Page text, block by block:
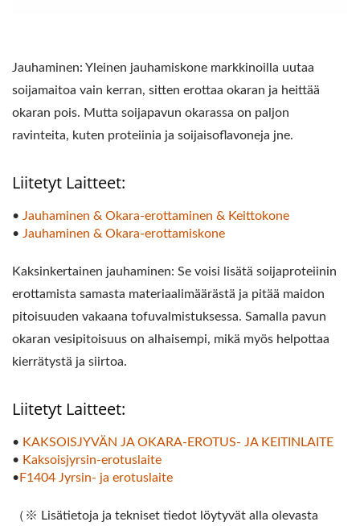
Jauhaminen: Yleinen jauhamiskone markkinoilla uutaa
soijamaitoa vain kerran, sitten erottaa okaran ja heittää
okaran pois. Mutta soijapavun okarassa on paljon
ravinteita, kuten proteiinia ja soijaisoflavoneja jne.
Liitetyt Laitteet:
• Jauhaminen & Okara-erottaminen & Keittokone
• Jauhaminen & Okara-erottamiskone
Kaksinkertainen jauhaminen: Se voisi lisätä soijaproteiinin
erottamista samasta materiaalimäärästä ja pitää maidon
pitoisuuden vakaana tofuvalmistuksessa. Samalla pavun
okaran vesipitoisuus on alhaisempi, mikä myös helpottaa
kierrätystä ja siirtoa.
Liitetyt Laitteet:
• KAKSOISJYVÄN JA OKARA-EROTUS- JA KEITINLAITE
• Kaksoisjyrsin-erotuslaite
• F1404 Jyrsin- ja erotuslaite
（※ Lisätietoja ja tekniset tiedot löytyvät alla olevasta